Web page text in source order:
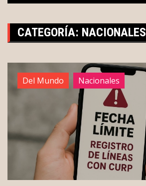
CATEGORÍA: NACIONALES
Del Mundo Nacionales